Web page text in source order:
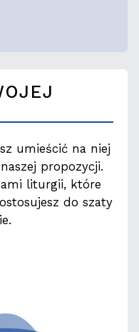
umieścić na niej
propozycji.
liturgii, które
do szaty